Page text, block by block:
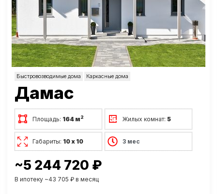
Быстровозводимые дома Каркасные дома
Дамас
Площадь: 164 м2 Жилых комнат:5
Габариты: 10 х 10 3 мес
~5 244 720 ₽
В ипотеку ~43 705 ₽ в месяц